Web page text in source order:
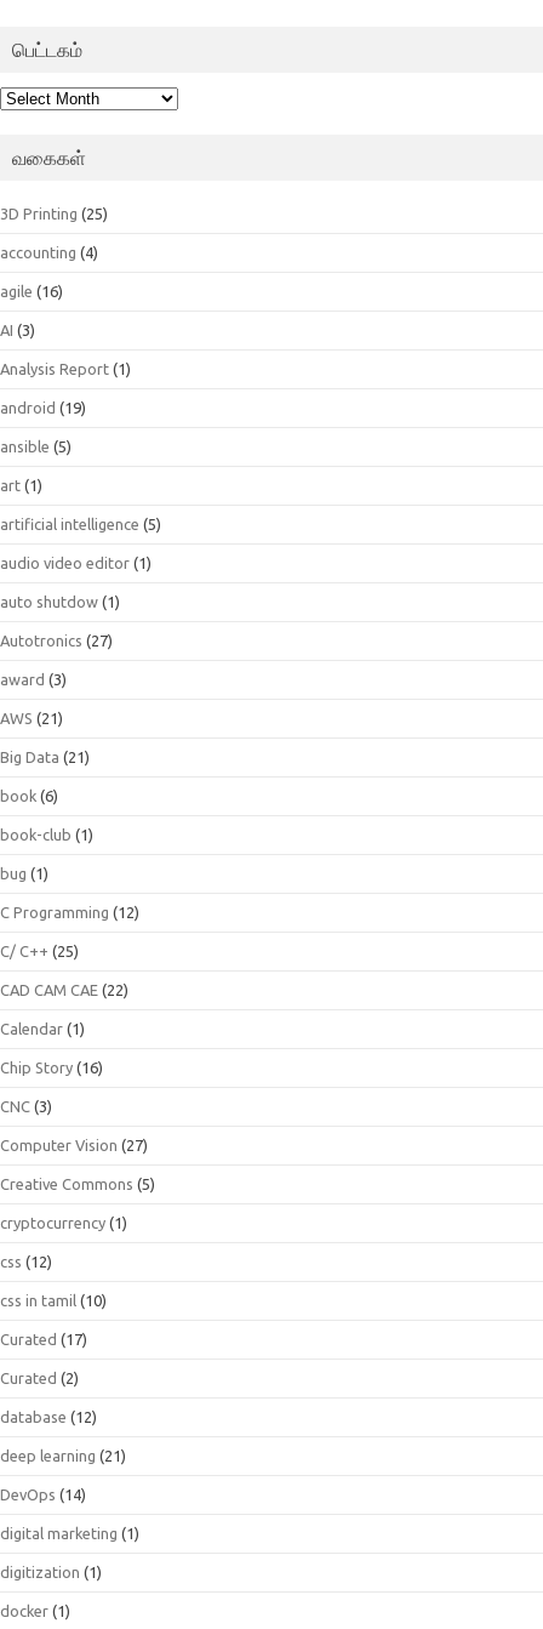
பெட்டகம்
பெட்டகம்
வகைகள்
3D Printing (25)
accounting (4)
agile (16)
AI (3)
Analysis Report (1)
android (19)
ansible (5)
art (1)
artificial intelligence (5)
audio video editor (1)
auto shutdow (1)
Autotronics (27)
award (3)
AWS (21)
Big Data (21)
book (6)
book-club (1)
bug (1)
C Programming (12)
C/ C++ (25)
CAD CAM CAE (22)
Calendar (1)
Chip Story (16)
CNC (3)
Computer Vision (27)
Creative Commons (5)
cryptocurrency (1)
css (12)
css in tamil (10)
Curated (17)
Curated (2)
database (12)
deep learning (21)
DevOps (14)
digital marketing (1)
digitization (1)
docker (1)